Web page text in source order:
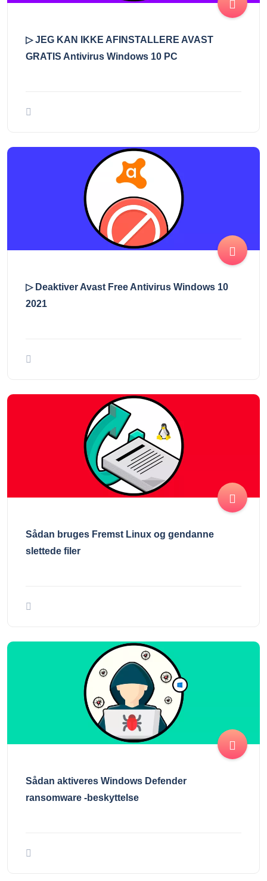
▷ JEG KAN IKKE AFINSTALLERE AVAST
GRATIS Antivirus Windows 10 PC
▷ Deaktiver Avast Free Antivirus Windows 10
2021
Sådan bruges Fremst Linux og gendanne
slettede filer
Sådan aktiveres Windows Defender
ransomware -beskyttelse